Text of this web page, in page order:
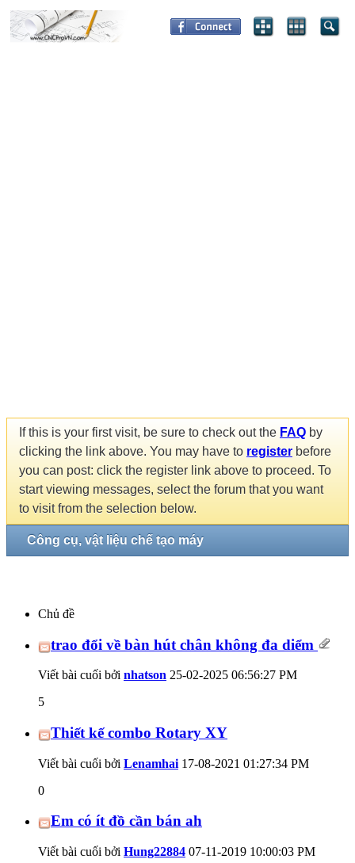
If this is your first visit, be sure to check out the FAQ by
clicking the link above. You may have to register before
you can post: click the register link above to proceed. To
start viewing messages, select the forum that you want
to visit from the selection below.
Công cụ, vật liệu chế tạo máy
Chủ đề
trao đổi về bàn hút chân không đa diểm
Viết bài cuối bởi nhatson 25-02-2025 06:56:27 PM
5
Thiết kế combo Rotary XY
Viết bài cuối bởi Lenamhai 17-08-2021 01:27:34 PM
0
Em có ít đồ cần bán ah
Viết bài cuối bởi Hung22884 07-11-2019 10:00:03 PM